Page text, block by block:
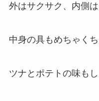
外はサクサク、内側
中身の具もめちゃくち
ツナとポテトの味も